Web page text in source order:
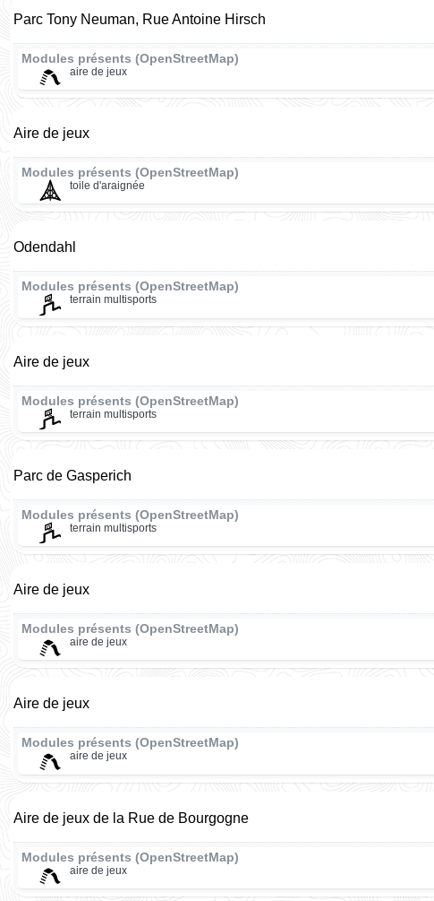
Parc Tony Neuman, Rue Antoine Hirsch
Modules présents (OpenStreetMap)
aire de jeux
Aire de jeux
Modules présents (OpenStreetMap)
toile d'araignée
Odendahl
Modules présents (OpenStreetMap)
terrain multisports
Aire de jeux
Modules présents (OpenStreetMap)
terrain multisports
Parc de Gasperich
Modules présents (OpenStreetMap)
terrain multisports
Aire de jeux
Modules présents (OpenStreetMap)
aire de jeux
Aire de jeux
Modules présents (OpenStreetMap)
aire de jeux
Aire de jeux de la Rue de Bourgogne
Modules présents (OpenStreetMap)
aire de jeux